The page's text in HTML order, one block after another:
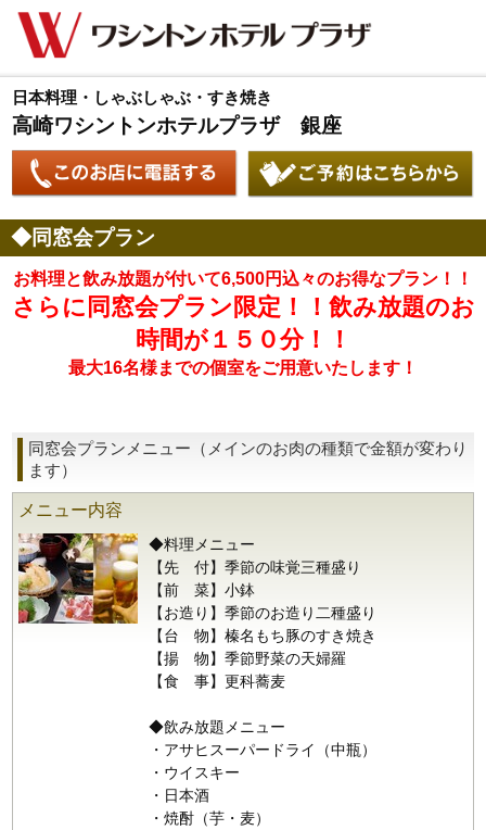
日本料理・しゃぶしゃぶ・すき焼き
高崎ワシントンホテルプラザ 銀座
◆同窓会プラン
お料理と飲み放題が付いて6,500円込々のお得なプラン！！
さらに同窓会プラン限定！！飲み放題のお
時間が１５０分！！
最大16名様までの個室をご用意いたします！
同窓会プランメニュー（メインのお肉の種類で金額が変わり
ます）
メニュー内容
◆料理メニュー
【先 付】季節の味覚三種盛り
【前 菜】小鉢
【お造り】季節のお造り二種盛り
【台 物】榛名もち豚のすき焼き
【揚 物】季節野菜の天婦羅
【食 事】更科蕎麦
◆飲み放題メニュー
・アサヒスーパードライ（中瓶）
・ウイスキー
・日本酒
・焼酎（芋・麦）